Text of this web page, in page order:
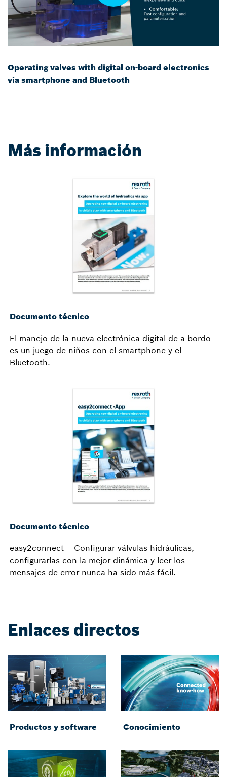
Operating valves with digital on-board electronics
via smartphone and Bluetooth
Más información
Documento técnico
El manejo de la nueva electrónica digital de a bordo
es un juego de niños con el smartphone y el
Bluetooth.
Documento técnico
easy2connect – Configurar válvulas hidráulicas,
configurarlas con la mejor dinámica y leer los
mensajes de error nunca ha sido más fácil.
Enlaces directos
Productos y software Conocimiento